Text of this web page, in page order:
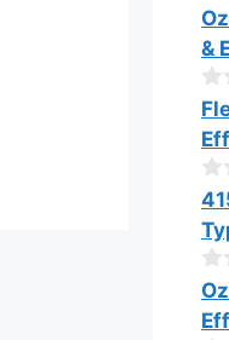
0
v
o
n
5
&
0
v
o
n
5
0
v
o
n
5
0
v
o